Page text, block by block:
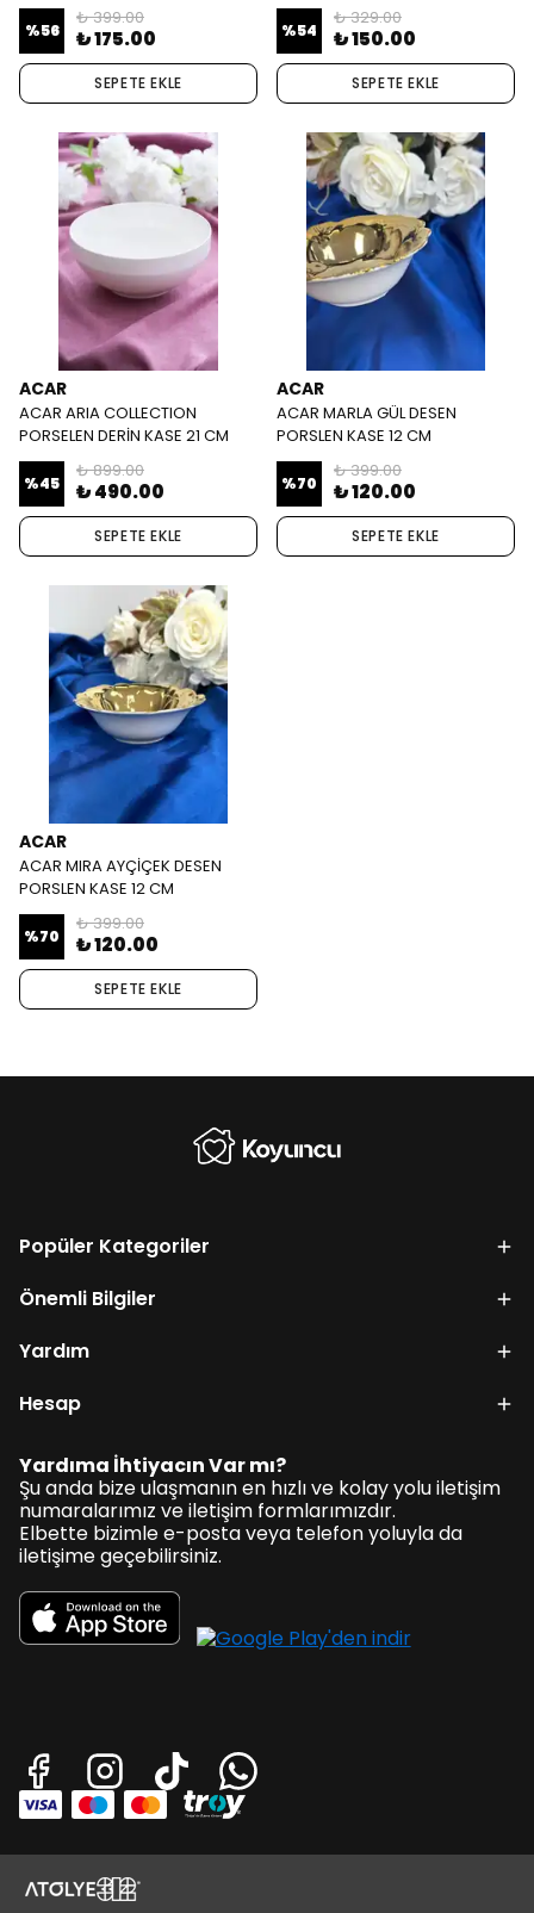
%56
₺ 399.00
₺ 175.00
SEPETE EKLE
%54
₺ 329.00
₺ 150.00
SEPETE EKLE
ACAR
ACAR ARIA COLLECTION
PORSELEN DERİN KASE 21 CM
%45
₺ 899.00
₺ 490.00
SEPETE EKLE
ACAR
ACAR MARLA GÜL DESEN
PORSLEN KASE 12 CM
%70
₺ 399.00
₺ 120.00
SEPETE EKLE
ACAR
ACAR MIRA AYÇİÇEK DESEN
PORSLEN KASE 12 CM
%70
₺ 399.00
₺ 120.00
SEPETE EKLE
Popüler Kategoriler
Önemli Bilgiler
Yardım
Hesap
Yardıma İhtiyacın Var mı?
Şu anda bize ulaşmanın en hızlı ve kolay yolu iletişim
numaralarımız ve iletişim formlarımızdır.
Elbette bizimle e-posta veya telefon yoluyla da
iletişime geçebilirsiniz.